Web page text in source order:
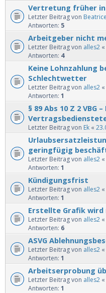
Vertretung früher in
Letzter Beitrag von
Antworten: 5
Arbeitgeber nicht
Letzter Beitrag von alles2 «
Antworten: 4
Keine Lohnzahlung
Schlechtwetter
Letzter Beitrag von alles2 «
Antworten: 1
§ 89 Abs 10 Z 2 VBG
Letzter Beitrag von Ek «
geringfügig
Letzter Beitrag von alles2 «
Antworten: 1
Kündigungsfrist
Letzter Beitrag von alles2 «
Antworten: 1
Erstellte Grafik
Letzter Beitrag von alles2 «
Antworten: 6
ASVG
Letzter Beitrag von alles2 «
Antworten: 1
Arbeitserprobung
Letzter Beitrag von alles2 «
Antworten: 1